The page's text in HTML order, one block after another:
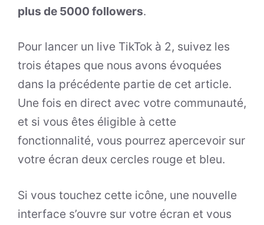
plus de 5000 followers.
Pour lancer un live TikTok à 2, suivez les
trois étapes que nous avons évoquées
dans la précédente partie de cet article.
Une fois en direct avec votre communauté,
et si vous êtes éligible à cette
fonctionnalité, vous pourrez apercevoir sur
votre écran deux cercles rouge et bleu.
Si vous touchez cette icône, une nouvelle
interface s’ouvre sur votre écran et vous